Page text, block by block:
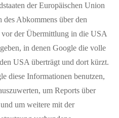
der Europäischen Union
des Abkommens über den
der Übermittlung in die USA
in denen Google die volle
USA überträgt und dort kürzt.
diese Informationen benutzen,
um Reports über
um weitere mit der